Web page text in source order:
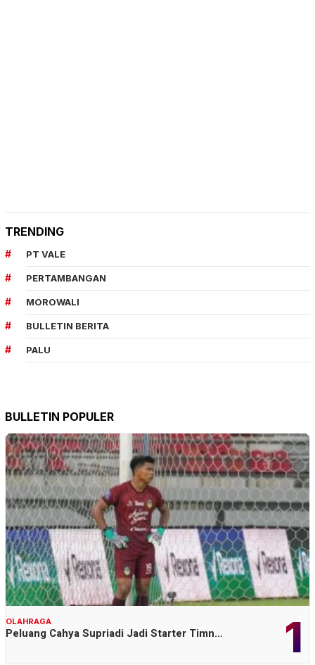
TRENDING
PT VALE
PERTAMBANGAN
MOROWALI
BULLETIN BERITA
PALU
BULLETIN POPULER
1
OLAHRAGA
Peluang Cahya Supriadi Jadi Starter Timn…